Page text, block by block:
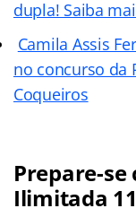
dupla! Saiba
Camila Assis
no concurso da
Coqueiros
Prepare-
Ilimitada 11